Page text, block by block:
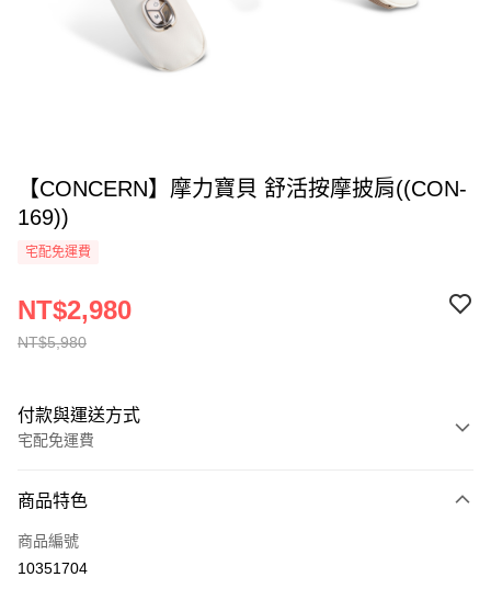
【CONCERN】摩力寶貝 舒活按摩披肩((CON-
169))
宅配免運費
NT$5,980
NT$2,980
付款與運送方式
宅配免運費
全家線上支付
運送方式
商品特色
商品編號
10351704